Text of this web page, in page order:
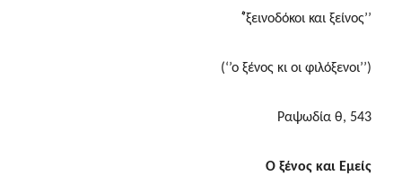
‘’ξεινοδόκοι και ξείνος’’
(‘’ο ξένος κι οι φιλόξενοι’’)
Ραψωδία θ, 543
Ο ξένος και Εμείς